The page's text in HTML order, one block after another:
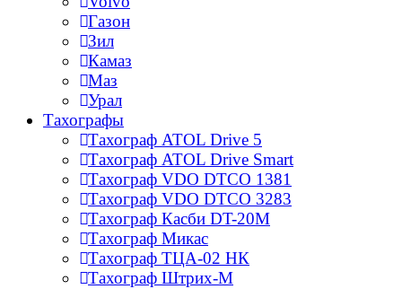
Газон
Зил
Камаз
Маз
Урал
Тахографы
Тахограф ATOL Drive 5
Тахограф ATOL Drive Smart
Тахограф VDO DTCO 1381
Тахограф VDO DTCO 3283
Тахограф Касби DT-20M
Тахограф Микас
Тахограф ТЦА-02 НК
Тахограф Штрих-М